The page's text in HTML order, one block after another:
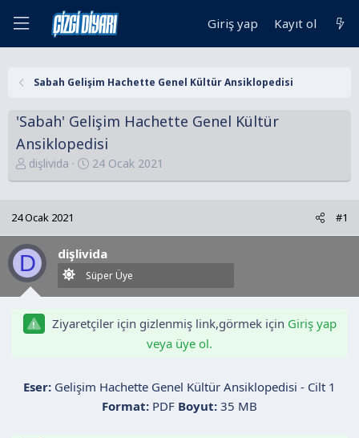
Giriş yap Kayıt ol
Sabah Gelişim Hachette Genel Kültür Ansiklopedisi
'Sabah' Gelişim Hachette Genel Kültür
Ansiklopedisi
K
o
u
y
u
B
a
l
a
n
dişlivida
B
a
a
n
g
ı
t
h
24 Ocak 2021
24 Ocak 2021 #1
D dişlivida
Süper Üye
Ziyaretçiler için gizlenmiş link,görmek için Giriş yap
veya üye ol.
Eser: Gelişim Hachette Genel Kültür Ansiklopedisi - Cilt 1
Format: PDF Boyut: 35 MB